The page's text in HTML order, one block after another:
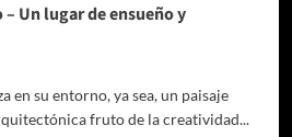
Un lugar de ensueño y
en su entorno, ya sea, un paisaje
fruto de la creatividad...